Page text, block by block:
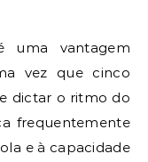
uma vantagem
vez que cinco
dictar o ritmo do
frequentemente
e à capacidade